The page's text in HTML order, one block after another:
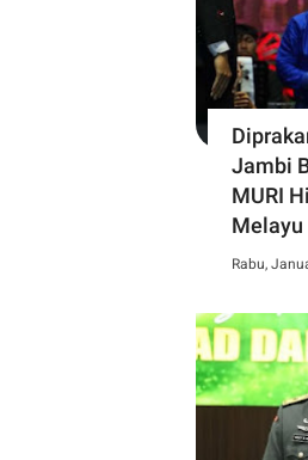
Jambi
MURI
Melayu
Rabu,